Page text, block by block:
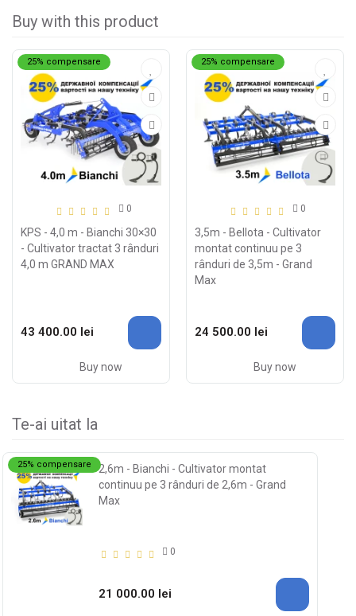
Buy with this product
25% compensare
0
KPS - 4,0 m - Bianchi 30×30
- Cultivator tractat 3 rânduri
4,0 m GRAND MAX
43 400.00 lei
Buy now
25% compensare
0
3,5m - Bellota - Cultivator
montat continuu pe 3
rânduri de 3,5m - Grand
Max
24 500.00 lei
Buy now
Te-ai uitat la
25% compensare
2,6m - Bianchi - Cultivator montat
continuu pe 3 rânduri de 2,6m - Grand
Max
0
21 000.00 lei